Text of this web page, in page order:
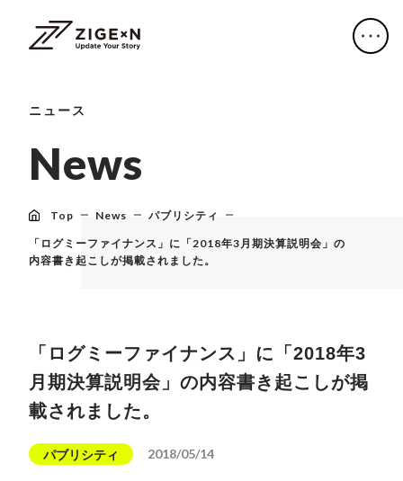
ニュース
News
Top News パブリシティ
「ログミーファイナンス」に「2018年3月期決算説明会」の
内容書き起こしが掲載されました。
「ログミーファイナンス」に「2018年3
月期決算説明会」の内容書き起こしが掲
載されました。
パブリシティ 2018/05/14